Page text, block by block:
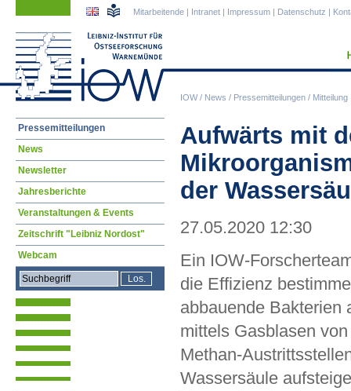
IOW/ News / Pressemitteilungen / Mitteilung
Mitarbeitende | Intranet | Impressum | Datenschutz |
Aufwärts mit
der
27.05.2020 12:30
Ein IOW-
die Effizienz
abbauende Bakterien
mittels Gasblasen
Methan-
Wassersäule
Navigation
Pressemitteilungen
News
Newsletter
Jahresberichte
Veranstaltungen & Events
Zeitschrift "Leibniz Nordost"
Webcam